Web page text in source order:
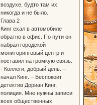
воздухе, будто там их
никогда и не было.
Глава 2
Кинг ехал в автомобиле
обратно в офис. По пути он
набрал городской
мониторинговый центр и
поставил на громкую связь.
- Коллеги, добрый день. –
начал Кинг. – Беспокоит
детектив Дориан Кинг,
полиция. Мне нужны записи
всех общественных